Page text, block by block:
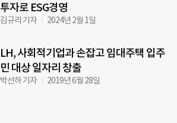
투자로 ESG경영
김규리 기자 2024년 2월 1일
LH, 사회적기업과 손잡고 임대주택 입주
민 대상 일자리 창출
박선하 기자 2019년 6월 28일